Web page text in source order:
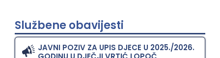
Službene obavijesti
JAVNI POZIV ZA UPIS DJECE U 2025./2026.